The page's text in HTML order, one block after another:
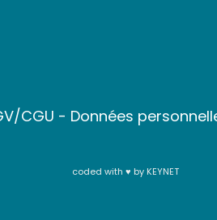
CGU - Données
coded with ♥ by KEYNET